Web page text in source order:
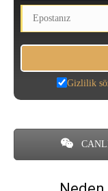
Gizlilik